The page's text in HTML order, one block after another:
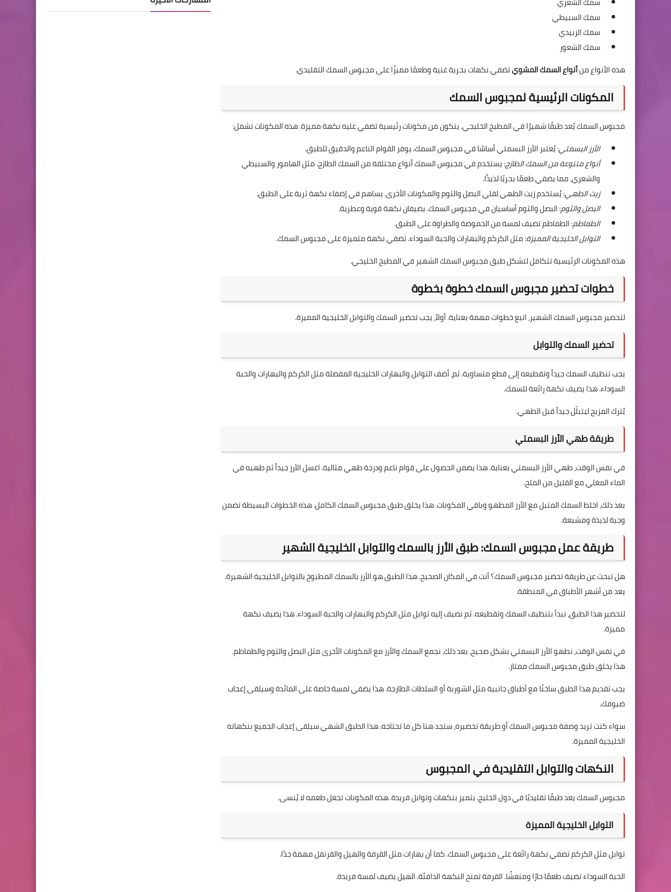
سمك السبيطي
سمك الزبيدي
سمك الشعور
هذه الأنواع منأنواع السمك المشويتضفي نكهات بحرية غنية وطعمًا مميزًا على مجبوس السمك التقليدي.
المكونات الرئيسية لمجبوس السمك
مجبوس السمك يُعد طبقًا شهيرًا في المطبخ الخليجي. يتكون من مكونات رئيسية تضفي عليه نكهة مميزة. هذه المكونات تشمل:
الأرز البسمتي: يُعتبر الأرز البسمتي أساسًا في مجبوس السمك. يوفر القوام الناعم والدقيق للطبق.
أنواع متنوعة من السمك الطازج: يستخدم في مجبوس السمك أنواع مختلفة من السمك الطازج. مثل الهامور والسبيطي
والشعري، مما يضفي طعمًا بحريًا لذيذًا.
زيت الطهي: يُستخدم زيت الطهي لقلي البصل والثوم والمكونات الأخرى. يساهم في إضفاء نكهة ثرية على الطبق.
البصل والثوم: البصل والثوم أساسيان في مجبوس السمك. يضيفان نكهة قوية وعطرية.
الطماطم: الطماطم تضيف لمسة من الحموضة والطراوة على الطبق.
التوابل الخليجية المميزة: مثل الكركم والبهارات والحبة السوداء. تضفي نكهة متميزة على مجبوس السمك.
هذه المكونات الرئيسية تتكامل لتشكل طبق مجبوس السمك الشهير في المطبخ الخليجي.
خطوات تحضير مجبوس السمك خطوة بخطوة
لتحضير مجبوس السمك الشهير، اتبع خطوات مهمة بعناية. أولاً، يجب تحضير السمك والتوابل الخليجية المميزة.
تحضير السمك والتوابل
يجب تنظيف السمك جيداً وتقطيعه إلى قطع متساوية. ثم، أضف التوابل والبهارات الخليجية المفضلة مثل الكركم والبهارات والحبة
السوداء. هذا يضيف نكهة رائعة للسمك.
يُترك المزيج ليتبلّل جيداً قبل الطهي.
طريقة طهي الأرز البسمتي
في نفس الوقت، طهي الأرز البسمتي بعناية. هذا يضمن الحصول على قوام ناعم ودرجة طهي مثالية. اغسل الأرز جيداً ثم طهيه في
الماء المغلي مع القليل من الملح.
بعد ذلك، اخلط السمك المتبل مع الأرز المطهو وباقي المكونات. هذا يخلق طبق مجبوس السمك الكامل. هذه الخطوات البسيطة تضمن
وجبة لذيذة ومشبعة.
طريقة عمل مجبوس السمك: طبق الأرز بالسمك والتوابل الخليجية الشهير
هل تبحث عن طريقة تحضير مجبوس السمك؟ أنت في المكان الصحيح. هذا الطبق هو الأرز بالسمك المطبوخ بالتوابل الخليجية الشهيرة.
يعد من أشهر الأطباق في المنطقة.
لتحضير هذا الطبق، نبدأ بتنظيف السمك وتقطيعه. ثم نضيف إليه توابل مثل الكركم والبهارات والحبة السوداء. هذا يضيف نكهة
مميزة.
في نفس الوقت، نطهو الأرز البسمتي بشكل صحيح. بعد ذلك، نجمع السمك والأرز مع المكونات الأخرى مثل البصل والثوم والطماطم.
هذا يخلق طبق مجبوس السمك ممتاز.
يجب تقديم هذا الطبق ساخنًا مع أطباق جانبية مثل الشوربة أو السلطات الطازجة. هذا يضفي لمسة خاصة على المائدة وسيلقى إعجاب
ضيوفك.
سواء كنت تريد وصفة مجبوس السمك أو طريقة تحضيره، ستجد هنا كل ما تحتاجه. هذا الطبق الشهي سيلقى إعجاب الجميع بنكهاته
الخليجية المميزة.
النكهات والتوابل التقليدية في المجبوس
مجبوس السمك يعد طبقًا تقليديًا في دول الخليج. يتميز بنكهات وتوابل فريدة. هذه المكونات تجعل طعمه لا يُنسى.
التوابل الخليجية المميزة
توابل مثل الكركم تضفي نكهة رائعة على مجبوس السمك. كما أن بهارات مثل القرفة والهيل والقرنفل مهمة جدًا.
الحبة السوداء تضيف طعمًا حارًا ومنعشًا. القرفة تمنح النكهة الدافئة. الهيل يضيف لمسة فريدة.